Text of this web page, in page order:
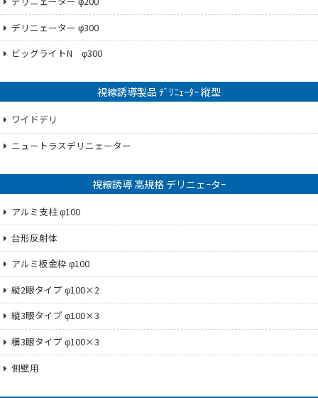
デリニェーター φ300
ビッグライトN φ300
視線誘導製品 ﾃﾞﾘﾆｪｰﾀｰ 縦型
ワイドデリ
ニュートラスデリニェーター
視線誘導 高規格 デリニェｰタｰ
アルミ支柱 φ100
台形反射体
アルミ板金枠 φ100
縦2眼タイプ φ100×2
縦3眼タイプ φ100×3
横3眼タイプ φ100×3
側壁用